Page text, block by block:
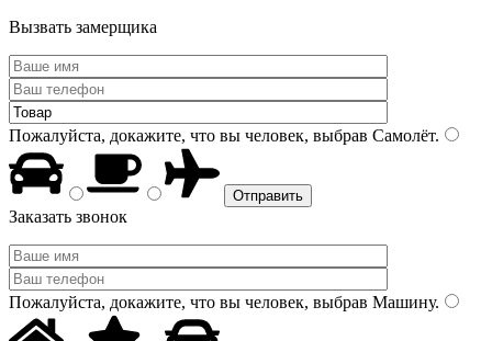
Вызвать замерщика
Пожалуйста, докажите, что вы человек, выбрав Самолёт.
Заказать звонок
Пожалуйста, докажите, что вы человек, выбрав Машину.